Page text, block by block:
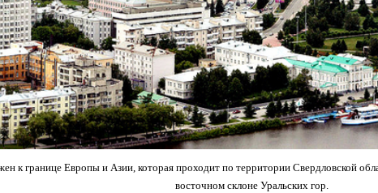
к границе Европы и Азии, которая проходит по территории Свердловской
восточном склоне Уральских гор.